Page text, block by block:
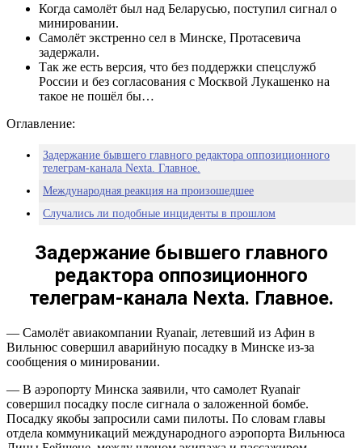
Когда самолёт был над Беларусью, поступил сигнал о
минировании.
Самолёт экстренно сел в Минске, Протасевича
задержали.
Так же есть версия, что без поддержки спецслужб
России и без согласования с Москвой Лукашенко на
такое не пошёл бы…
Оглавление:
Задержание бывшего главного редактора оппозиционного
телеграм-канала Nexta. Главное.
Международная реакция на произошедшее
Случались ли подобные инциденты в прошлом
Задержание бывшего главного
редактора оппозиционного
телеграм-канала Nexta. Главное.
— Самолёт авиакомпании Ryanair, летевший из Афин в
Вильнюс совершил аварийную посадку в Минске из-за
сообщения о минировании.
— В аэропорту Минска заявили, что самолет Ryanair
совершил посадку после сигнала о заложенной бомбе.
Посадку якобы запросили сами пилоты. По словам главы
отдела коммуникаций международного аэропорта Вильнюса